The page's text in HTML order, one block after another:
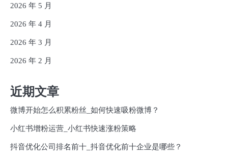
2026 年 5 月
2026 年 4 月
2026 年 3 月
2026 年 2 月
近期文章
微博开始怎么积累粉丝_如何快速吸粉微博？
小红书增粉运营_小红书快速涨粉策略
抖音优化公司排名前十_抖音优化前十企业是哪些？